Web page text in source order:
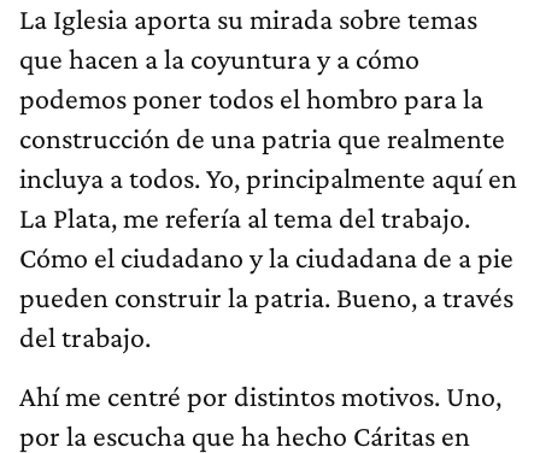
La Iglesia aporta su mirada sobre temas
que hacen a la coyuntura y a cómo
podemos poner todos el hombro para la
construcción de una patria que realmente
incluya a todos. Yo, principalmente aquí en
La Plata, me refería al tema del trabajo.
Cómo el ciudadano y la ciudadana de a pie
pueden construir la patria. Bueno, a través
del trabajo.
Ahí me centré por distintos motivos. Uno,
por la escucha que ha hecho Cáritas en